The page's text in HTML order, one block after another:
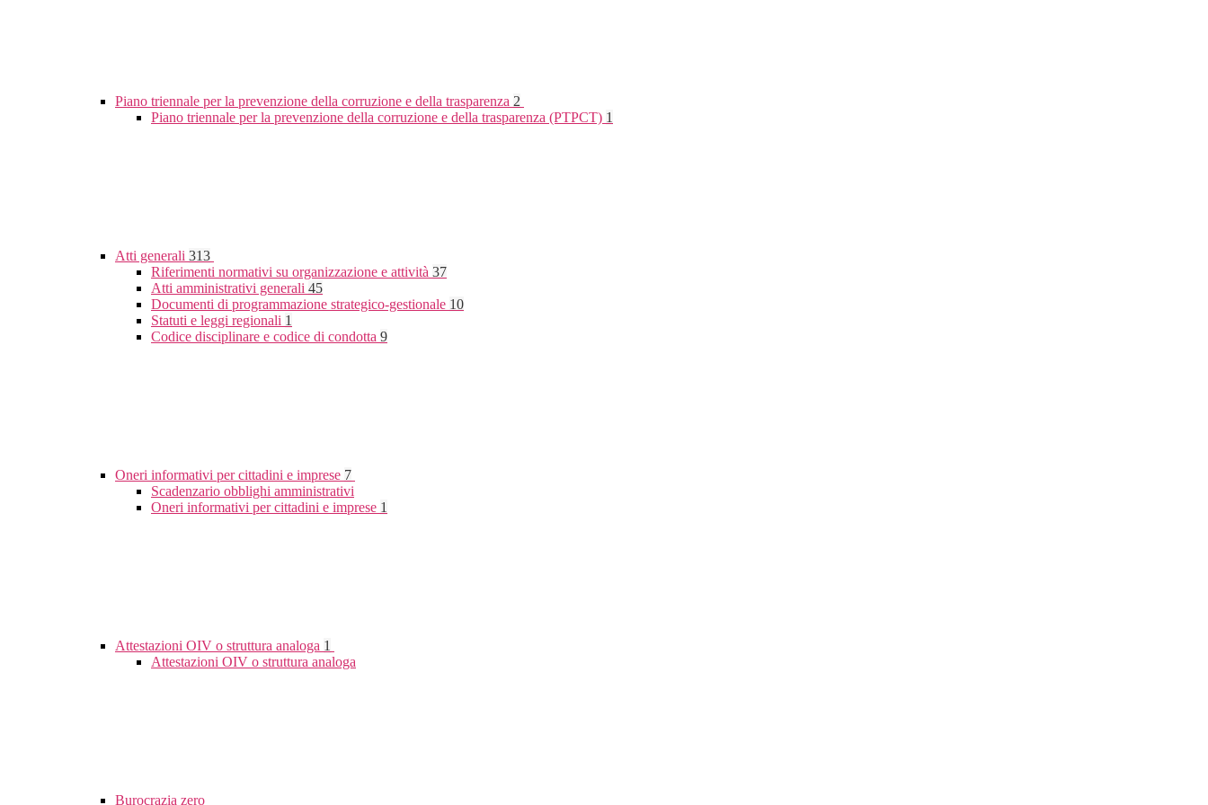
Piano triennale per la prevenzione della corruzione e della trasparenza 2
Piano triennale per la prevenzione della corruzione e della trasparenza (PTPCT) 1
Atti generali 313
Riferimenti normativi su organizzazione e attività 37
Atti amministrativi generali 45
Documenti di programmazione strategico-gestionale 10
Statuti e leggi regionali 1
Codice disciplinare e codice di condotta 9
Oneri informativi per cittadini e imprese 7
Scadenzario obblighi amministrativi
Oneri informativi per cittadini e imprese 1
Attestazioni OIV o struttura analoga 1
Attestazioni OIV o struttura analoga
Burocrazia zero